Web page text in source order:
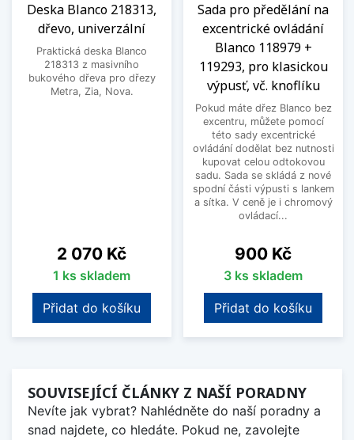
Deska Blanco 218313,
dřevo, univerzální
Praktická deska Blanco
218313 z masivního
bukového dřeva pro dřezy
Metra, Zia, Nova.
Cena
2 070 Kč
1 ks skladem
Přidat do košíku
Sada pro předělání na
excentrické ovládání
Blanco 118979 +
119293, pro klasickou
výpusť, vč. knoflíku
Pokud máte dřez Blanco bez
excentru, můžete pomocí
této sady excentrické
ovládání dodělat bez nutnosti
kupovat celou odtokovou
sadu. Sada se skládá z nové
spodní části výpusti s lankem
a sítka. V ceně je i chromový
ovládací...
Cena
900 Kč
3 ks skladem
Přidat do košíku
SOUVISEJÍCÍ ČLÁNKY Z NAŠÍ PORADNY
Nevíte jak vybrat? Nahlédněte do naší poradny a
snad najdete, co hledáte. Pokud ne, zavolejte